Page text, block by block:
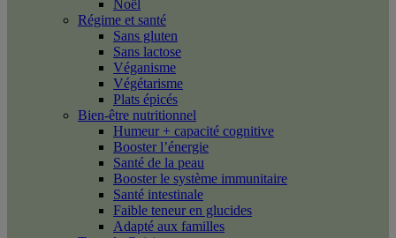
Noël
Régime et santé
Sans gluten
Sans lactose
Véganisme
Végétarisme
Plats épicés
Bien-être nutritionnel
Humeur + capacité cognitive
Booster l’énergie
Santé de la peau
Booster le système immunitaire
Santé intestinale
Faible teneur en glucides
Adapté aux familles